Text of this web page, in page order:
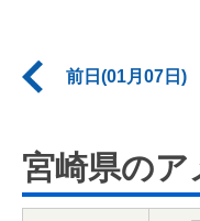
前日(01月07日)
宮崎県の